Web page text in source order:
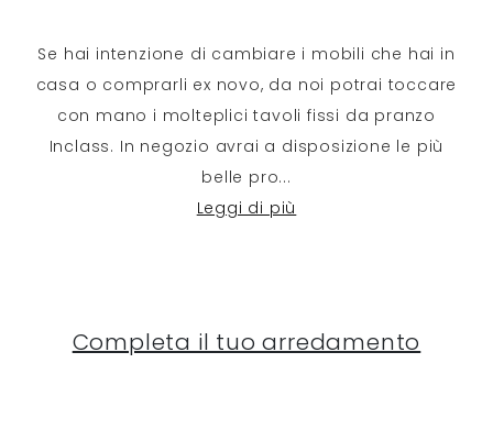
Se hai intenzione di cambiare i mobili che hai in
casa o comprarli ex novo, da noi potrai toccare
con mano i molteplici tavoli fissi da pranzo
Inclass. In negozio avrai a disposizione le più
belle pro...
Leggi di più
Completa il tuo arredamento